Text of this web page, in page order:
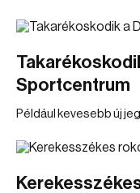
Sportcentrum
Például kevesebb új